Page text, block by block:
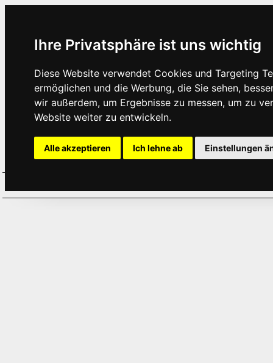
Ihre Privatsphäre ist uns wichtig
Diese Website verwendet Cookies und Targeting
ermöglichen und die Werbung, die Sie sehen,
wir außerdem, um Ergebnisse zu messen, um zu
Website weiter zu entwickeln.
Alle akzeptieren Ich lehne ab Einstellungen